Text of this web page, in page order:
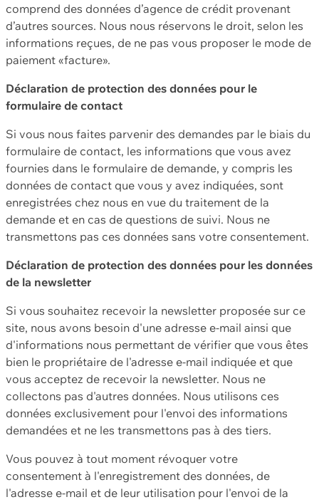
comprend des données d’agence de crédit provenant
d’autres sources. Nous nous réservons le droit, selon les
informations reçues, de ne pas vous proposer le mode de
paiement «facture».
Déclaration de protection des données pour le
formulaire de contact
Si vous nous faites parvenir des demandes par le biais du
formulaire de contact, les informations que vous avez
fournies dans le formulaire de demande, y compris les
données de contact que vous y avez indiquées, sont
enregistrées chez nous en vue du traitement de la
demande et en cas de questions de suivi. Nous ne
transmettons pas ces données sans votre consentement.
Déclaration de protection des données pour les données
de la newsletter
Si vous souhaitez recevoir la newsletter proposée sur ce
site, nous avons besoin d'une adresse e-mail ainsi que
d'informations nous permettant de vérifier que vous êtes
bien le propriétaire de l'adresse e-mail indiquée et que
vous acceptez de recevoir la newsletter. Nous ne
collectons pas d'autres données. Nous utilisons ces
données exclusivement pour l'envoi des informations
demandées et ne les transmettons pas à des tiers.
Vous pouvez à tout moment révoquer votre
consentement à l'enregistrement des données, de
l'adresse e-mail et de leur utilisation pour l'envoi de la